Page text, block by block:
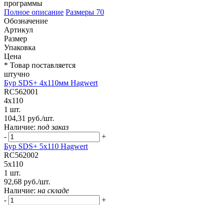
программы
Полное описание Размеры 70
Обозначение
Артикул
Размер
Упаковка
Цена
* Товар поставляется
штучно
Бур SDS+ 4х110мм Hagwert
RC562001
4x110
1 шт.
104,31 руб./шт.
Наличие: под заказ
-
+
Бур SDS+ 5х110 Hagwert
RC562002
5x110
1 шт.
92,68 руб./шт.
Наличие: на складе
-
+